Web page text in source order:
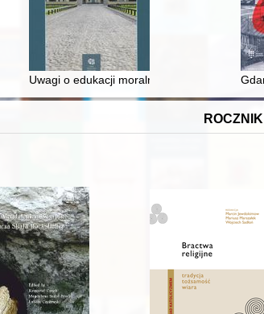
od średniowiecza do dziś
Uwagi o edukacji moralnej synów